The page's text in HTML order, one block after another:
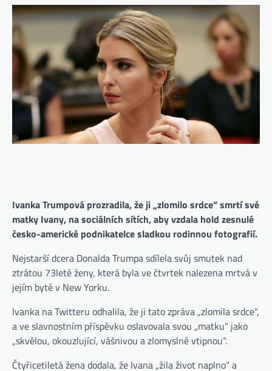
Ivanka Trumpová prozradila, že ji „zlomilo srdce“ smrtí své
matky Ivany, na sociálních sítích, aby vzdala hold zesnulé
česko-americké podnikatelce sladkou rodinnou fotografií.
Nejstarší dcera Donalda Trumpa sdílela svůj smutek nad
ztrátou 73leté ženy, která byla ve čtvrtek nalezena mrtvá v
jejím bytě v New Yorku.
Ivanka na Twitteru odhalila, že ji tato zpráva „zlomila srdce“,
a ve slavnostním příspěvku oslavovala svou „matku“ jako
„skvělou, okouzlující, vášnivou a zlomyslně vtipnou“.
Čtyřicetiletá žena dodala, že Ivana „žila život naplno“ a